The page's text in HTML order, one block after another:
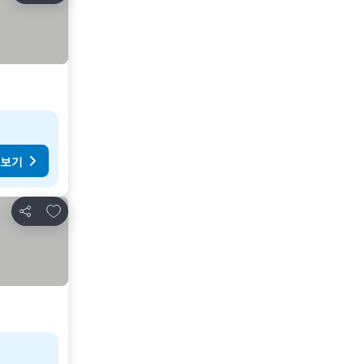
기
공유
즐겨찾기에 추가